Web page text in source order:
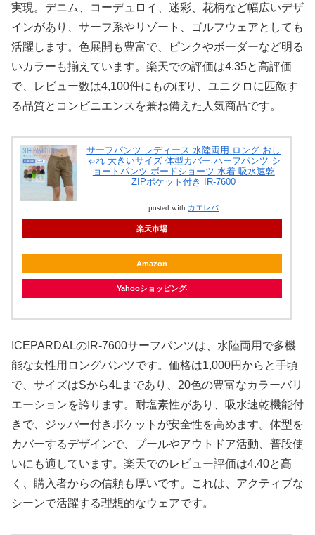
実現。デニム、コーデュロイ、迷彩、花柄など幅広いデザ
インがあり、サーフ系やリゾート、ゴルフウェアとしても
活躍します。色展開も豊富で、ピンクやボーダーなど明る
いカラーも揃えています。楽天での評価は4.35と高評価
で、レビュー数は4,100件にものぼり、ユニクロに匹敵す
る品質とコンビニエンスを兼ね備えた人気商品です。
サーフパンツ レディース 水陸両用 ロング おし
ゃれ 大きいサイズ 体型カバー ハーフパンツ シ
ョートパンツ ボードショーツ 水着 吸水速乾
ZIPポケット付き IR-7600
posted with カエレバ
楽天市場
Amazon
Yahooショッピング
ICEPARDALのIR-7600サーフパンツは、水陸両用で多機
能な女性用ロングパンツです。価格は1,000円からと手頃
で、サイズはSから4Lまであり、20色の豊富なカラーバリ
エーションを誇ります。耐塩素性があり、吸水速乾機能付
きで、ジッパー付きポケットが安全性を高めます。体型を
カバーするデザインで、プールやアウトドア活動、普段使
いにも適しています。楽天でのレビュー評価は4.40と高
く、購入者からの信頼も厚いです。これは、アクティブな
シーンで活躍する理想的なウェアです。